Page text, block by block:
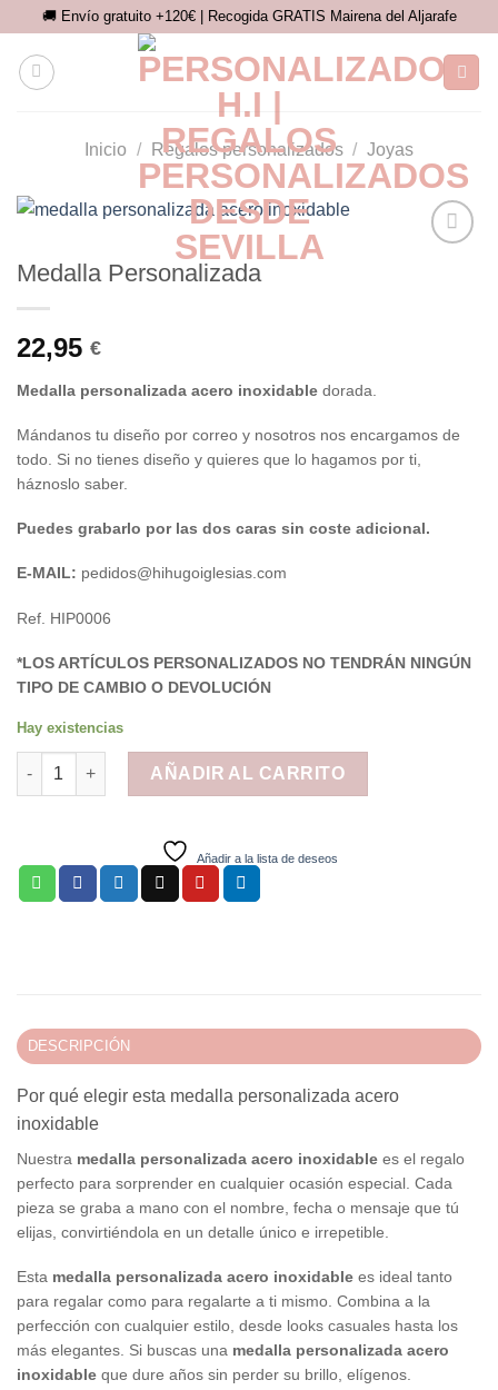
Saltar
contenido
🚚 Envío gratuito +120€ | Recogida GRATIS Mairena del Aljarafe
Inicio / Regalos personalizados / Joyas
Medalla Personalizada
22,95 €
Medalla personalizada acero inoxidable dorada.
Mándanos tu diseño por correo y nosotros nos encargamos de
todo. Si no tienes diseño y quieres que lo hagamos por ti,
háznoslo saber.
Puedes grabarlo por las dos caras sin coste adicional.
E-MAIL: pedidos@hihugoiglesias.com
Ref. HIP0006
*LOS ARTÍCULOS PERSONALIZADOS NO TENDRÁN NINGÚN
TIPO DE CAMBIO O DEVOLUCIÓN
Hay existencias
Medalla Personalizada cantidad
AÑADIR AL CARRITO
Añadir a la lista de deseos
DESCRIPCIÓN
Por qué elegir esta medalla personalizada acero
inoxidable
Nuestra medalla personalizada acero inoxidable es el regalo
perfecto para sorprender en cualquier ocasión especial. Cada
pieza se graba a mano con el nombre, fecha o mensaje que tú
elijas, convirtiéndola en un detalle único e irrepetible.
Esta medalla personalizada acero inoxidable es ideal tanto
para regalar como para regalarte a ti mismo. Combina a la
perfección con cualquier estilo, desde looks casuales hasta los
más elegantes. Si buscas una medalla personalizada acero
inoxidable que dure años sin perder su brillo, elígenos.